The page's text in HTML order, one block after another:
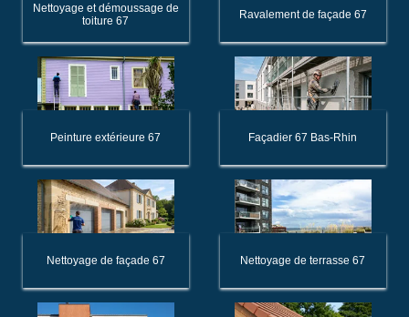
Nettoyage et démoussage de
toiture 67
Ravalement de façade 67
Peinture extérieure 67 Façadier 67 Bas-Rhin
Nettoyage de façade 67 Nettoyage de terrasse 67